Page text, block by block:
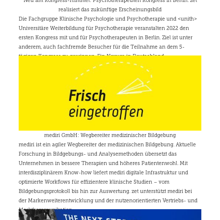
realisiert das zukünftige Erscheinungsbild
Die Fachgruppe Klinische Psychologie und Psychotherapie und <unith>
Universitäre Weiterbildung für Psychotherapie veranstalten 2022 den
ersten Kongress mit und für Psychotherapeuten in Berlin. Ziel ist unter
anderem, auch fachfremde Besucher für die Teilnahme an dem 5-
tägigen Kongress zu gewinnen. Ein Novum in Deutschland.
mediri GmbH: Wegbereiter medizinischer Bildgebung
mediri ist ein agiler Wegbereiter der medizinischen Bildgebung. Aktuelle
Forschung in Bildgebungs- und Analysemethoden übersetzt das
Unternehmen in bessere Therapien und höheres Patientenwohl. Mit
interdisziplinärem Know-how liefert mediri digitale Infrastruktur und
optimierte Workflows für effizientere klinische Studien – vom
Bildgebungsprotokoll bis hin zur Auswertung. zet unterstützt mediri bei
der Markenweiterentwicklung und der nutzenorientierten Vertriebs- und
Marktkommunikation.
Mehr erfahren
Google. Dieses Cookie
wird verwendet, um
eindeutige Benutzer zu
unterscheiden, indem
eine zufällig generierte
Nummer als Client-ID
zugewiesen wird. Es ist
einer Site enthalten
und wird zur
Berechnung von
Besucher-, Sitzungs-
und Kampagnendaten
Analyseberichte
verwendet.
Inc.
.zet.de
56 Sekunden
mit Websites
verknüpft, die auf der
HubSpot-Plattform
basieren. Es wird von
ihnen als für die
Website-Analyse
verwendet gemeldet.
nicht als unbedingt
erforderlich eingestuft
werden.
_cfuvid
.vimeo.com Session
Dieses Cookie wird
verwendet, um Benutzer
über Sitzungen hinweg zu
verfolgen, um die
Benutzererfahrung zu
optimieren, indem die
Sitzungskonsistenz
beibehalten und
personalisierte Dienste